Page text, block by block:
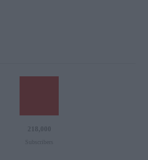
218,000